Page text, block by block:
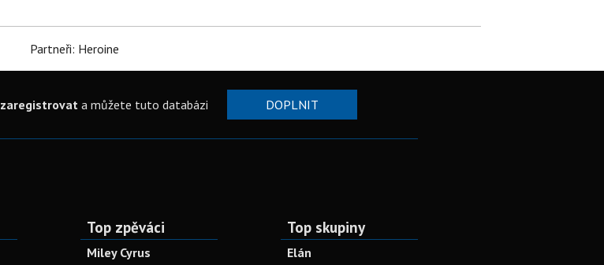
Partneři: Heroine
zaregistrovata můžete tuto databázi DOPLNIT
Top zpěváci
Miley Cyrus
Top skupiny
Elán